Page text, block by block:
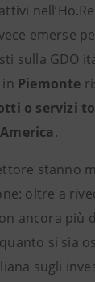
emerse
sulla GDO
Piemonte
o servizi
.
stanno
oltre a
ancora più
si sia
sugli